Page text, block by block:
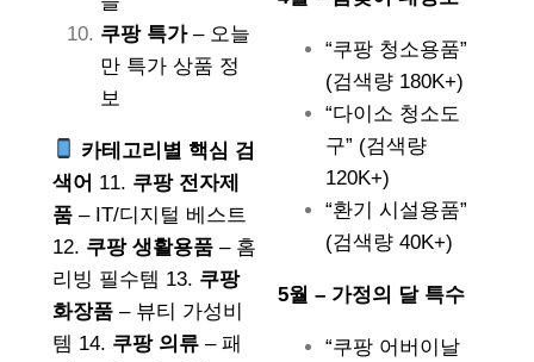
쿠팡 특가– 오늘
만 특가 상품 정
보
카테고리별 핵심 검
색어 11. 쿠팡 전자제
품 – IT/디지털 베스트
12. 쿠팡 생활용품 – 홈
리빙 필수템 13. 쿠팡
화장품 – 뷰티 가성비
템 14. 쿠팡 의류 – 패
“쿠팡 청소용품”
(검색량 180K+)
“다이소 청소도
구” (검색량
120K+)
“환기 시설용품”
(검색량 40K+)
5월 – 가정의 달 특수
“쿠팡 어버이날